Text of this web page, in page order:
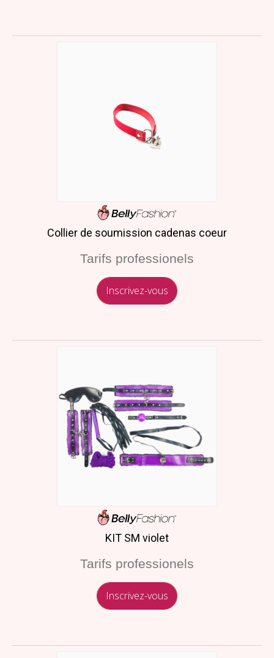
Collier de soumission cadenas coeur
Tarifs professionels
Inscrivez-vous
KIT SM violet
Tarifs professionels
Inscrivez-vous